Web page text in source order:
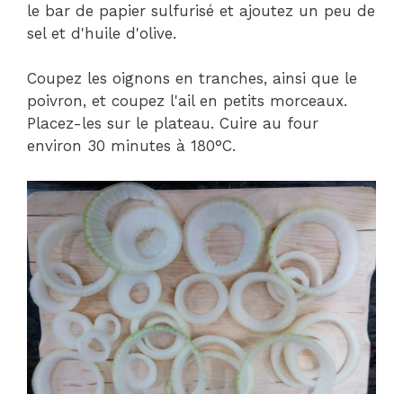
le bar de papier sulfurisé et ajoutez un peu de
sel et d'huile d'olive.
Coupez les oignons en tranches, ainsi que le
poivron, et coupez l'ail en petits morceaux.
Placez-les sur le plateau. Cuire au four
environ 30 minutes à 180°C.